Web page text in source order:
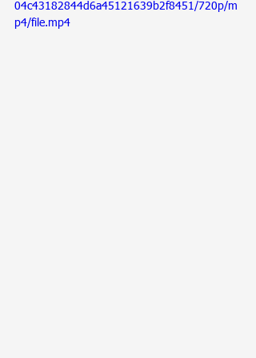
04c43182844d6a45121639b2f8451/720p/m
p4/file.mp4